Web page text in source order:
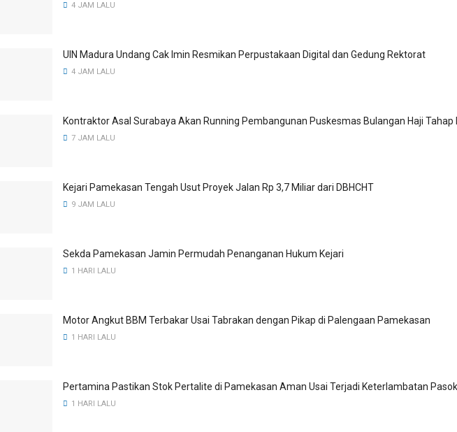
4 JAM LALU
UIN Madura Undang Cak Imin Resmikan Perpustakaan Digital dan Gedung Rektorat
4 JAM LALU
Kontraktor Asal Surabaya Akan Running Pembangunan Puskesmas Bulangan Haji Tahap
7 JAM LALU
Kejari Pamekasan Tengah Usut Proyek Jalan Rp 3,7 Miliar dari DBHCHT
9 JAM LALU
Sekda Pamekasan Jamin Permudah Penanganan Hukum Kejari
1 HARI LALU
Motor Angkut BBM Terbakar Usai Tabrakan dengan Pikap di Palengaan Pamekasan
1 HARI LALU
Pertamina Pastikan Stok Pertalite di Pamekasan Aman Usai Terjadi Keterlambatan
1 HARI LALU